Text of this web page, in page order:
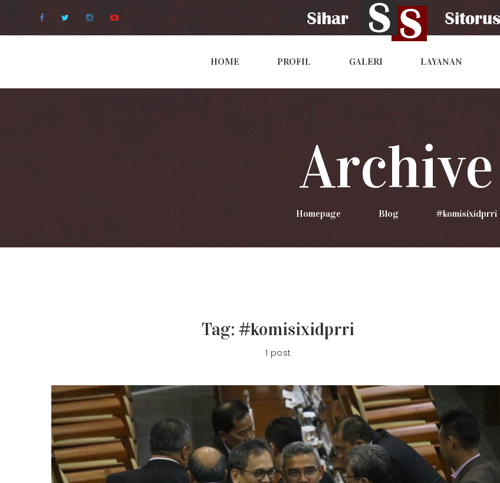
HOME PROFIL GALERI LAYANAN
Archive
Homepage Blog #komisixidprri
Tag:#komisixidprri
1 post